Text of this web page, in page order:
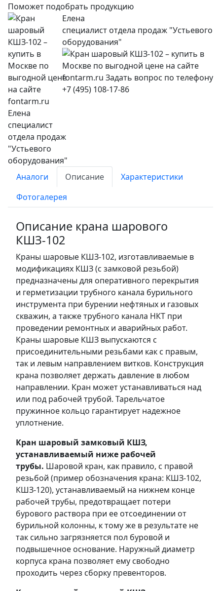
Поможет подобрать продукцию
Елена
специалист отдела продаж "Устьевого
оборудования"
+7 (495) 108-17-86
Аналоги Описание
Характеристики
Фотогалерея
Описание крана шарового
КШЗ-102
Краны шаровые КШЗ-102, изготавливаемые в
модификациях КШЗ (с замковой резьбой)
предназначены для оперативного перекрытия
и герметизации трубного канала бурильного
инструмента при бурении нефтяных и газовых
скважин, а также трубного канала НКТ при
проведении ремонтных и аварийных работ.
Краны шаровые КШЗ выпускаются с
присоединительными резьбами как с правым,
так и левым направлением витков. Конструкция
крана позволяет держать давление в любом
направлении. Кран может устанавливаться над
или под рабочей трубой. Тарельчатое
пружинное кольцо гарантирует надежное
уплотнение.
Кран шаровый замковый КШЗ,
устанавливаемый ниже рабочей
трубы. Шаровой кран, как правило, с правой
резьбой (пример обозначения крана: КШЗ-102,
КШЗ-120), устанавливаемый на нижнем конце
рабочей трубы, предотвращает потери
бурового раствора при ее отсоединении от
бурильной колонны, к тому же в результате не
так сильно загрязняется пол буровой и
подвышечное основание. Наружный диаметр
корпуса крана позволяет ему свободно
проходить через сборку превенторов.